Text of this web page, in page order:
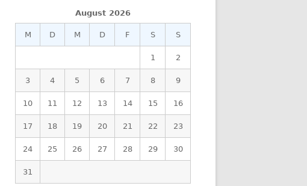
August 2026
M D M D F S S
1 2
3 4 5 6 7 8 9
10 11 12 13 14 15 16
17 18 19 20 21 22 23
24 25 26 27 28 29 30
31